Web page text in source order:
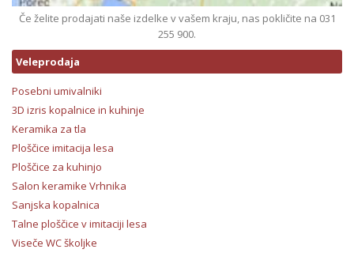
Če želite prodajati naše izdelke v vašem kraju, nas pokličite na 031
255 900.
Veleprodaja
Posebni umivalniki
3D izris kopalnice in kuhinje
Keramika za tla
Ploščice imitacija lesa
Ploščice za kuhinjo
Salon keramike Vrhnika
Sanjska kopalnica
Talne ploščice v imitaciji lesa
Viseče WC školjke